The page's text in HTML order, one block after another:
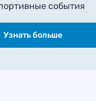
события
Узнать больше